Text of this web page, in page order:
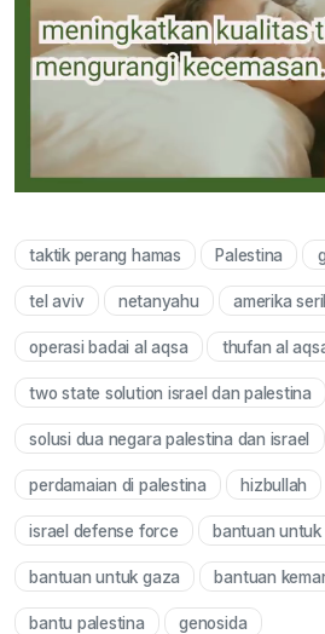
taktik perang hamas Palestina
tel aviv netanyahu amerika
operasi badai al aqsa thufan al
two state solution israel dan palestina
solusi dua negara palestina dan israel
perdamaian di palestina hizbullah
israel defense force bantuan
bantuan untuk gaza bantuan
bantu palestina genosida